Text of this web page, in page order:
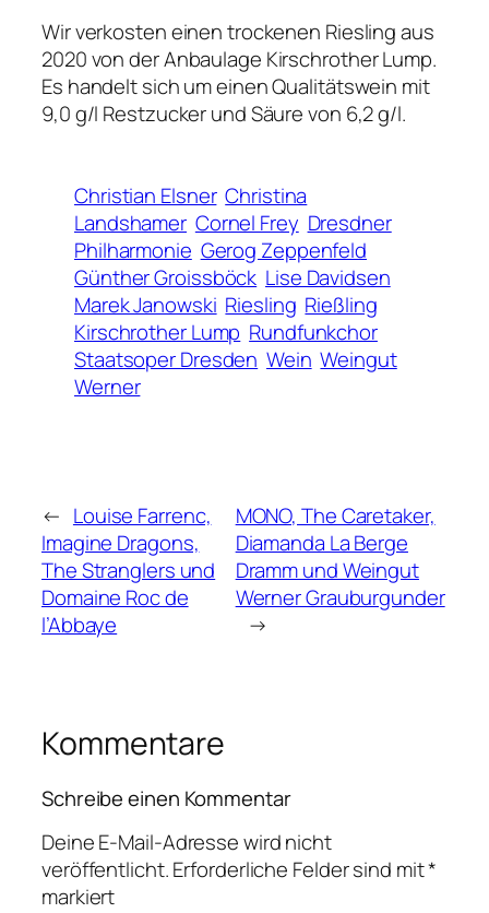
Wir verkosten einen trockenen Riesling aus
2020 von der Anbaulage Kirschrother Lump.
Es handelt sich um einen Qualitätswein mit
9,0 g/l Restzucker und Säure von 6,2 g/l.
Christian Elsner Christina
Landshamer Cornel Frey Dresdner
Philharmonie Gerog Zeppenfeld
Günther Groissböck Lise Davidsen
Marek Janowski Riesling Rießling
Kirschrother Lump Rundfunkchor
Staatsoper Dresden Wein Weingut
Werner
← Louise Farrenc,
Imagine Dragons,
The Stranglers und
Domaine Roc de
l’Abbaye
MONO, The Caretaker,
Diamanda La Berge
Dramm und Weingut
Werner Grauburgunder
→
Kommentare
Schreibe einen Kommentar
Deine E-Mail-Adresse wird nicht
veröffentlicht.Erforderliche Felder sind mit*
markiert